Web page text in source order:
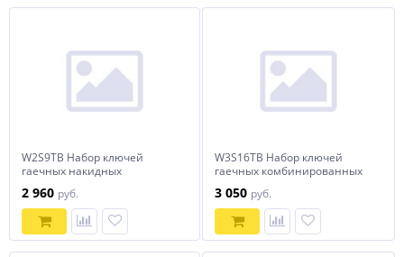
W2S9TB Набор ключей
гаечных накидных
сумке, 6-24 мм, 9 предметов
2 960 руб.
W3S16TB Набор ключей
гаечных комбинированных
16 предметов
3 050 руб.